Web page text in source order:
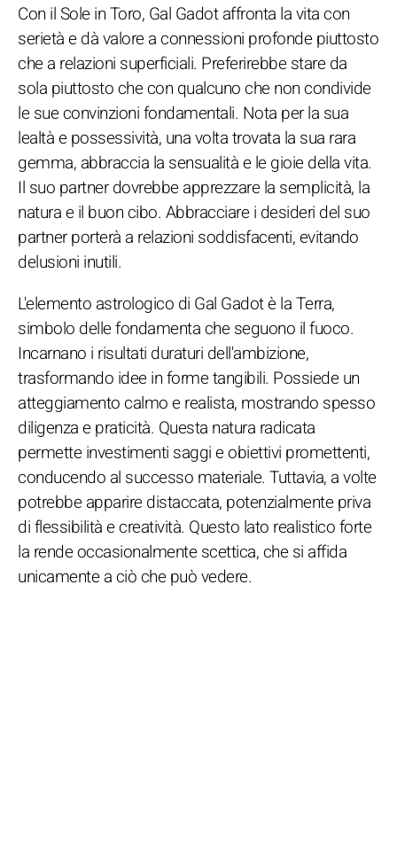
Con il Sole in Toro, Gal Gadot affronta la vita con
serietà e dà valore a connessioni profonde piuttosto
che a relazioni superficiali. Preferirebbe stare da
sola piuttosto che con qualcuno che non condivide
le sue convinzioni fondamentali. Nota per la sua
lealtà e possessività, una volta trovata la sua rara
gemma, abbraccia la sensualità e le gioie della vita.
Il suo partner dovrebbe apprezzare la semplicità, la
natura e il buon cibo. Abbracciare i desideri del suo
partner porterà a relazioni soddisfacenti, evitando
delusioni inutili.
L'elemento astrologico di Gal Gadot è la Terra,
simbolo delle fondamenta che seguono il fuoco.
Incarnano i risultati duraturi dell'ambizione,
trasformando idee in forme tangibili. Possiede un
atteggiamento calmo e realista, mostrando spesso
diligenza e praticità. Questa natura radicata
permette investimenti saggi e obiettivi promettenti,
conducendo al successo materiale. Tuttavia, a volte
potrebbe apparire distaccata, potenzialmente priva
di flessibilità e creatività. Questo lato realistico forte
la rende occasionalmente scettica, che si affida
unicamente a ciò che può vedere.